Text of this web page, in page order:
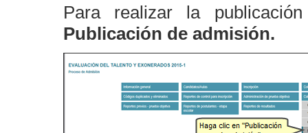
Para realizar la
Publicación de admisión.